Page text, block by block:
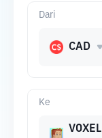
Ke
VOXEL
Dari
CAD